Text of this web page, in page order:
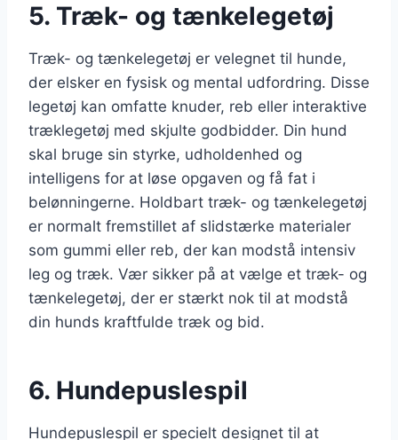
5. Træk- og tænkelegetøj
Træk- og tænkelegetøj er velegnet til hunde,
der elsker en fysisk og mental udfordring. Disse
legetøj kan omfatte knuder, reb eller interaktive
træklegetøj med skjulte godbidder. Din hund
skal bruge sin styrke, udholdenhed og
intelligens for at løse opgaven og få fat i
belønningerne. Holdbart træk- og tænkelegetøj
er normalt fremstillet af slidstærke materialer
som gummi eller reb, der kan modstå intensiv
leg og træk. Vær sikker på at vælge et træk- og
tænkelegetøj, der er stærkt nok til at modstå
din hunds kraftfulde træk og bid.
6. Hundepuslespil
Hundepuslespil er specielt designet til at